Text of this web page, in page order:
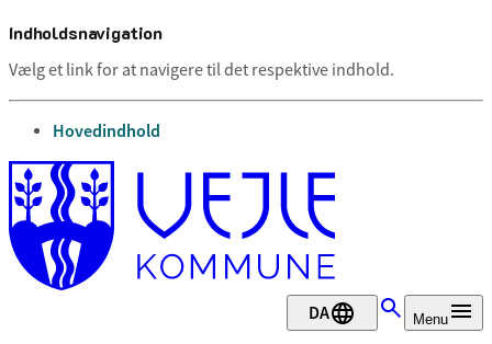
Indholdsnavigation
Vælg et link for at navigere til det respektive indhold.
gå til
Hovedindhold
DA Menu